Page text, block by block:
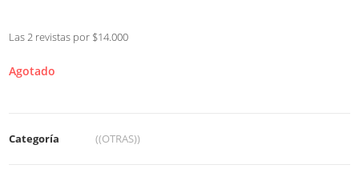
Las 2 revistas por $14.000
Agotado
Categoría ((OTRAS))